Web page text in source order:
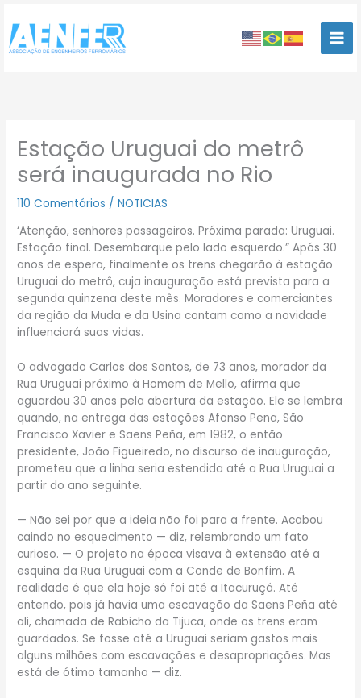
para
conteúdo
Estação Uruguai do metrô
será inaugurada no Rio
110 Comentários /NOTICIAS
‘Atenção, senhores passageiros. Próxima parada: Uruguai.
Estação final. Desembarque pelo lado esquerdo.” Após 30
anos de espera, finalmente os trens chegarão à estação
Uruguai do metrô, cuja inauguração está prevista para a
segunda quinzena deste mês. Moradores e comerciantes
da região da Muda e da Usina contam como a novidade
influenciará suas vidas.
O advogado Carlos dos Santos, de 73 anos, morador da
Rua Uruguai próximo à Homem de Mello, afirma que
aguardou 30 anos pela abertura da estação. Ele se lembra
quando, na entrega das estações Afonso Pena, São
Francisco Xavier e Saens Peña, em 1982, o então
presidente, João Figueiredo, no discurso de inauguração,
prometeu que a linha seria estendida até a Rua Uruguai a
partir do ano seguinte.
— Não sei por que a ideia não foi para a frente. Acabou
caindo no esquecimento — diz, relembrando um fato
curioso. — O projeto na época visava à extensão até a
esquina da Rua Uruguai com a Conde de Bonfim. A
realidade é que ela hoje só foi até a Itacuruçá. Até
entendo, pois já havia uma escavação da Saens Peña até
ali, chamada de Rabicho da Tijuca, onde os trens eram
guardados. Se fosse até a Uruguai seriam gastos mais
alguns milhões com escavações e desapropriações. Mas
está de ótimo tamanho — diz.